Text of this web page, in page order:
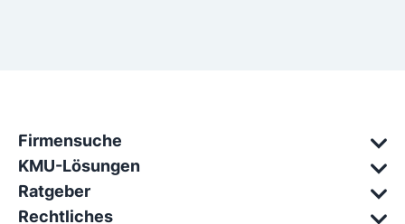
Firmensuche
KMU-Lösungen
Ratgeber
Rechtliches